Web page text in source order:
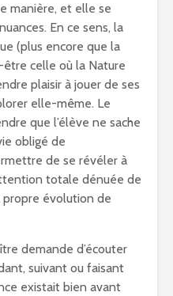
manière, et elle se
En ce sens, la
(plus encore que la
celle où la Nature
plaisir à jouer de ses
elle-même. Le
que l’élève ne sache
obligé de
de se révéler à
totale dénuée de
propre évolution de
demande d’écouter
suivant ou faisant
existait bien avant